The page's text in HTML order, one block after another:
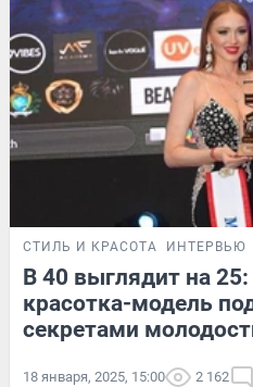
СТИЛЬ И КРАСОТА ИНТЕРВЬЮ
В 40 выглядит на
красотка-модель
секретами
18 января, 2025, 15:00 2 162